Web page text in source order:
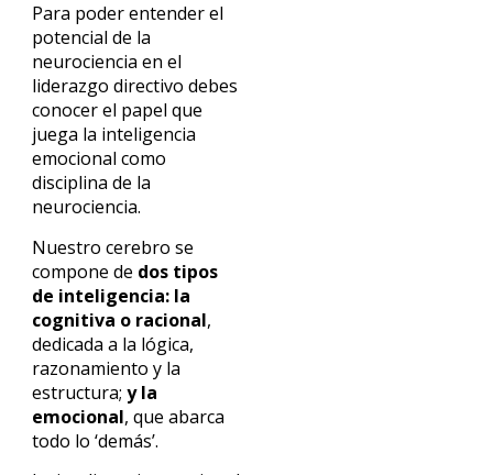
Para poder entender el
potencial de la
neurociencia en el
liderazgo directivo debes
conocer el papel que
juega la inteligencia
emocional como
disciplina de la
neurociencia.
Nuestro cerebro se
compone de dos tipos
de inteligencia: la
cognitiva o racional,
dedicada a la lógica,
razonamiento y la
estructura; y la
emocional, que abarca
todo lo ‘demás’.